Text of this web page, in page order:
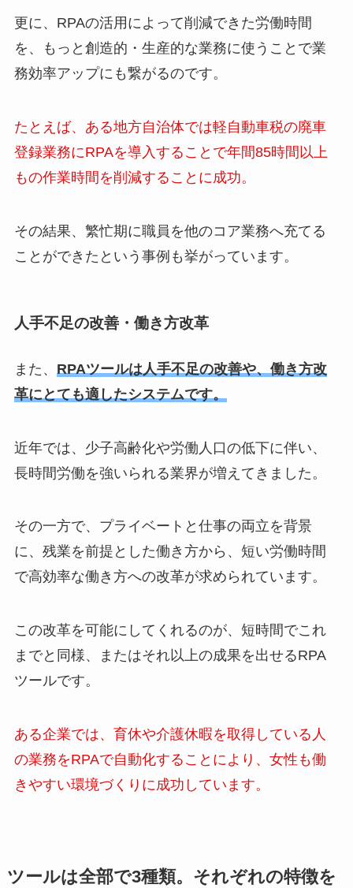
更に、RPAの活用によって削減できた労働時間
を、もっと創造的・生産的な業務に使うことで業
務効率アップにも繋がるのです。
たとえば、ある地方自治体では軽自動車税の廃車
登録業務にRPAを導入することで年間85時間以上
もの作業時間を削減することに成功。
その結果、繁忙期に職員を他のコア業務へ充てる
ことができたという事例も挙がっています。
人手不足の改善・働き方改革
また、 RPAツールは人手不足の改善や、働き方改
革にとても適したシステムです。
近年では、少子高齢化や労働人口の低下に伴い、
長時間労働を強いられる業界が増えてきました。
その一方で、プライベートと仕事の両立を背景
に、残業を前提とした働き方から、短い労働時間
で高効率な働き方への改革が求められています。
この改革を可能にしてくれるのが、短時間でこれ
までと同様、またはそれ以上の成果を出せるRPA
ツールです。
ある企業では、育休や介護休暇を取得している人
の業務をRPAで自動化することにより、女性も働
きやすい環境づくりに成功しています。
ツールは全部で3種類。それぞれの特徴を